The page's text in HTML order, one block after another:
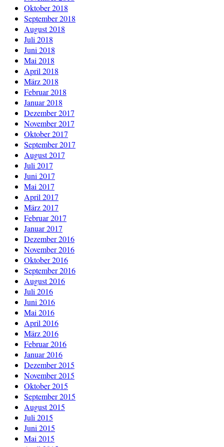
Oktober 2018
September 2018
August 2018
Juli 2018
Juni 2018
Mai 2018
April 2018
März 2018
Februar 2018
Januar 2018
Dezember 2017
November 2017
Oktober 2017
September 2017
August 2017
Juli 2017
Juni 2017
Mai 2017
April 2017
März 2017
Februar 2017
Januar 2017
Dezember 2016
November 2016
Oktober 2016
September 2016
August 2016
Juli 2016
Juni 2016
Mai 2016
April 2016
März 2016
Februar 2016
Januar 2016
Dezember 2015
November 2015
Oktober 2015
September 2015
August 2015
Juli 2015
Juni 2015
Mai 2015